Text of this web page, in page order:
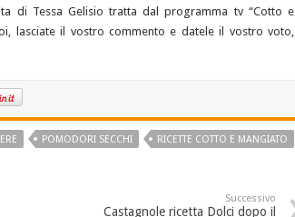
di Tessa Gelisio tratta dal programma tv “Cotto e
lasciate il vostro commento e datele il vostro voto,
POMODORI SECCHI
RICETTE COTTO E MANGIATO
Successivo
Castagnole ricetta Dolci dopo il